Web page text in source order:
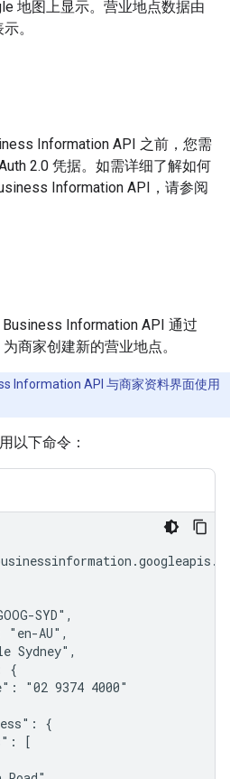
地图上显示。营业地点数据由
。
Information API 之前，您需
2.0 凭据。如需详细了解如何
Information API，请参阅
Information API 通过
为商家创建新的营业地点。
Information API 与商家资料界面使用
以下命令：
SYD",
"en-AU",
Sydney",
{
"02 9374 4000"
{
[